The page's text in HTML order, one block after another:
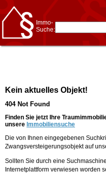
Immo-
Suche:
* Suche verfeinern durch
Kombinieren
Frankfurt/Oder
am Main
Immobiliensuche
nach Kreis
nach Amtsgericht
Kein aktuelles Objekt!
404 Not Found
Finden Sie jetzt Ihre
unsere Immobiliensuche
Die von Ihnen eingegebenen
Zwangsversteigerungsobjekt auf
Sollten Sie durch eine
Internetplattform verwiesen worden